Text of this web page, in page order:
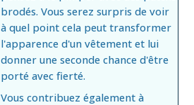
brodés. Vous serez surpris de voir
à quel point cela peut transformer
l'apparence d'un vêtement et lui
donner une seconde chance d'être
porté avec fierté.
Vous contribuez également à